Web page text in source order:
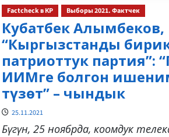
Factcheck в КР Выборы 2021. Фактчек
Кубатбек Алымбеков,
“Кыргызстанды
патриоттук партия”:
ИИМге болгон
түзөт” – чындык
25.11.2021
Бүгүн, 25 ноябрда, коомдук